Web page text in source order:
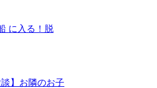
に入る！脱
談】お隣のお子